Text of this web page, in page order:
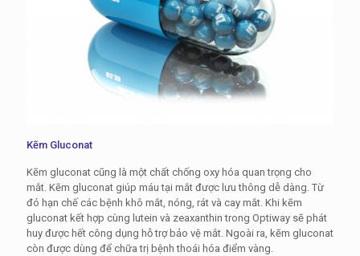
Kẽm Gluconat
Kẽm gluconat cũng là một chất chống oxy hóa quan trọng cho
mắt. Kẽm gluconat giúp máu tại mắt được lưu thông dễ dàng. Từ
đó hạn chế các bệnh khô mắt, nóng, rát và cay mắt. Khi kẽm
gluconat kết hợp cùng lutein và zeaxanthin trong Optiway sẽ phát
huy được hết công dụng hỗ trợ bảo vệ mắt. Ngoài ra, kẽm gluconat
còn được dùng để chữa trị bệnh thoái hóa điểm vàng.